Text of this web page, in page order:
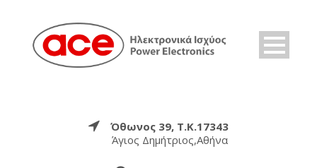
Όθωνος 39, Τ.Κ.17343
Άγιος Δημήτριος,Αθήνα